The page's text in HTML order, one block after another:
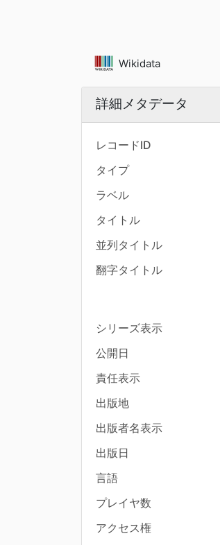
Wikidata
詳細メタデータ
レコードID
タイプ
ラベル
タイトル
並列タイトル
翻字タイトル
シリーズ表示
公開日
責任表示
出版地
出版者名表示
出版日
言語
プレイヤ数
アクセス権